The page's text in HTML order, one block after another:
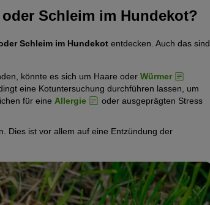
Schleim im Hundekot?
Schleim im Hundekot entdecken. Auch das sind
könnte es sich um Haare oder Würmer
eine Kotuntersuchung durchführen lassen, um
für eine Allergie
oder ausgeprägten Stress
Dies ist vor allem auf eine Entzündung der